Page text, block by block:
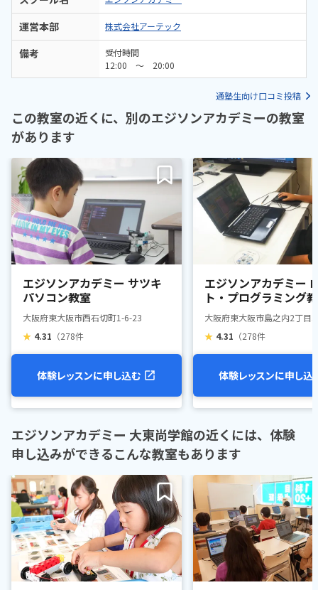
運営本部 株式会社アーテック
備考
受付時間
12:00 ～ 20:00
通塾生向け口コミ投稿
この教室の近くに、別のエジソンアカデミーの教室
があります
エジソンアカデミー サツキ
パソコン教室
大阪府東大阪市西石切町1-6-23
★ 4.31 （278件
体験レッスンに申し込む
エジソンアカデミー
ト・プログラミング
SH東大阪校
大阪府東大阪市島之内2丁目
★ 4.31 （278件
体験レッスンに申し込
エジソンアカデミー 大東尚学館の近くには、体験
申し込みができるこんな教室もあります